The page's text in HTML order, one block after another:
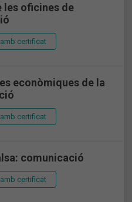
les oficines de
certificat
econòmiques de la
certificat
comunicació
certificat